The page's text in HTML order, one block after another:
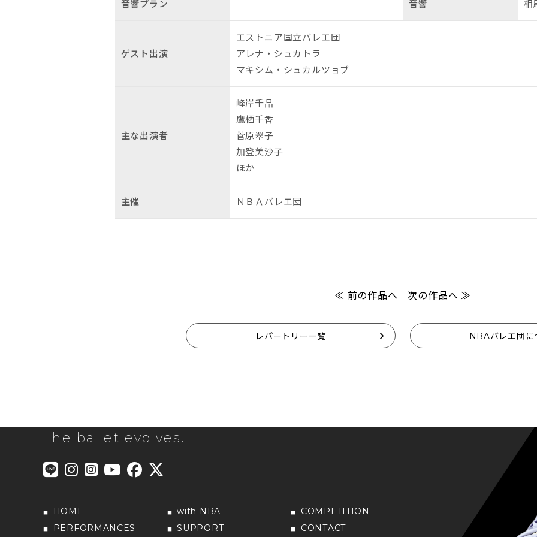
音響プラン 音響 相
ゲスト出演
エストニア国立バレエ団
アレナ・シュカトラ
マキシム・シュカルツョブ
主な出演者
峰岸千晶
鷹栖千香
菅原翠子
加登美沙子
ほか
主催 ＮＢＡバレエ団
≪ 前の作品へ 次の作品へ ≫
レパートリー一覧 NBAバレエ団に
The ballet evolves.
HOME
PERFORMANCES
with NBA
SUPPORT
COMPETITION
CONTACT